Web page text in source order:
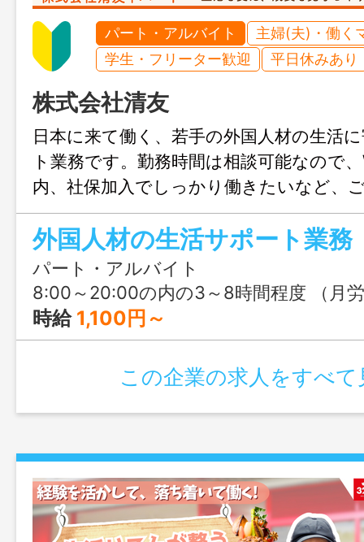
パート・アルバイト
主婦(夫)・働く
学生・フリーター歓迎
平日休みあり
株式会社清友
日本に来て働く、若手の外国人材の生活
ト業務です。勤務時間は相談可能なので
内、社保加入でしっかり働きたいなど、
能。「ありがとう」を直接もらえる、人
まま活かせる、やりがいあるお仕事です
外国人材の生活サポート業務
パート・アルバイト
8:00～20:00の内の3～8時間程度 （月労働時間：80～170時間程度の変形労働時間制） ※シフト制 ※労働時間は相談に応
時給 1,100円～
この企業の求人をすべて